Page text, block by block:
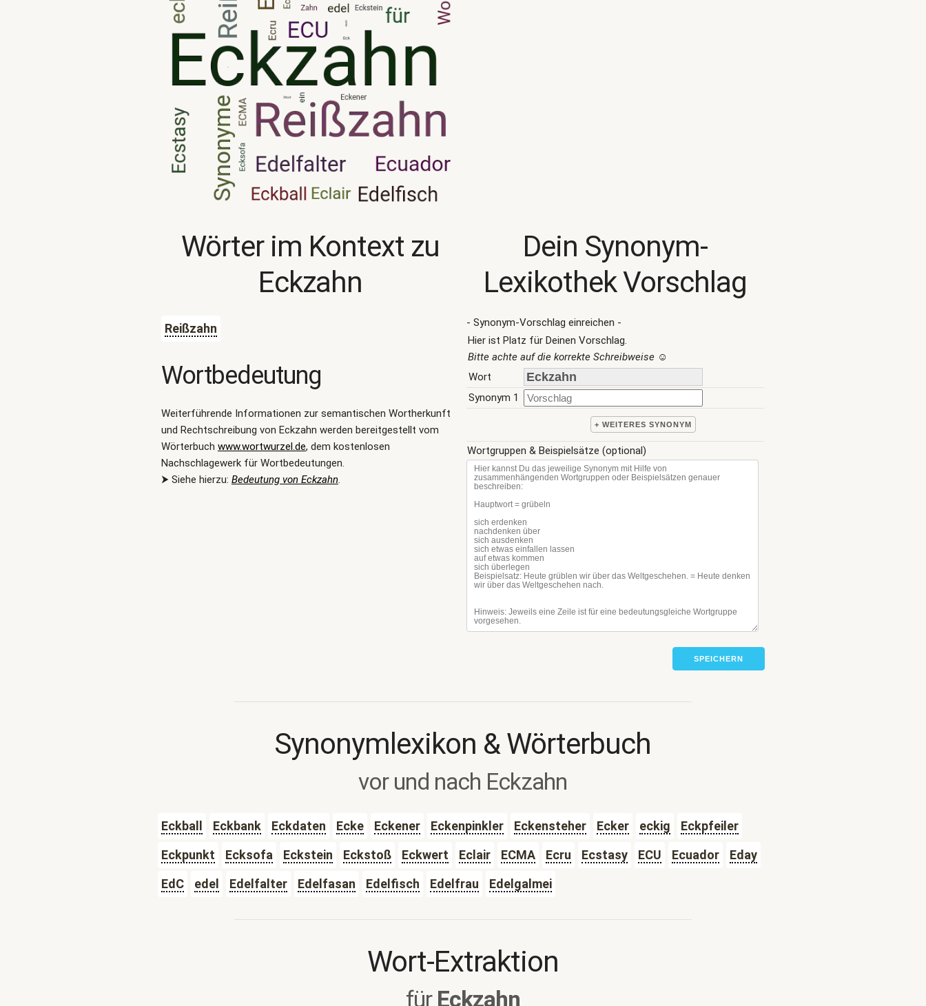
Wörter im Kontext zu
Eckzahn
Reißzahn
Wortbedeutung
Weiterführende Informationen zur semantischen Wortherkunft
und Rechtschreibung von Eckzahn werden bereitgestellt vom
Wörterbuch www.wortwurzel.de, dem kostenlosen
Nachschlagewerk für Wortbedeutungen.
⮞ Siehe hierzu: Bedeutung von Eckzahn.
Dein Synonym-
Lexikothek Vorschlag
- Synonym-Vorschlag einreichen -
Hier ist Platz für Deinen Vorschlag.
Bitte achte auf die korrekte Schreibweise☺
Wort
Synonym 1
+ WEITERES SYNONYM
Wortgruppen & Beispielsätze (optional)
SPEICHERN
Synonymlexikon & Wörterbuch
vor und nach Eckzahn
Eckball Eckbank Eckdaten Ecke Eckener Eckenpinkler Eckensteher Ecker eckig
Eckpfeiler
Eckpunkt
Ecksofa Eckstein Eckstoß Eckwert Eclair ECMA Ecru Ecstasy ECU Ecuador
Eday
EdC
edel Edelfalter Edelfasan Edelfisch Edelfrau Edelgalmei
Wort-Extraktion
für Eckzahn